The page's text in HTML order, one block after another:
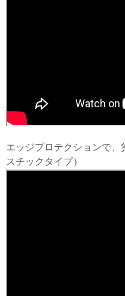
エッジプロテクションで、
スチックタイプ）